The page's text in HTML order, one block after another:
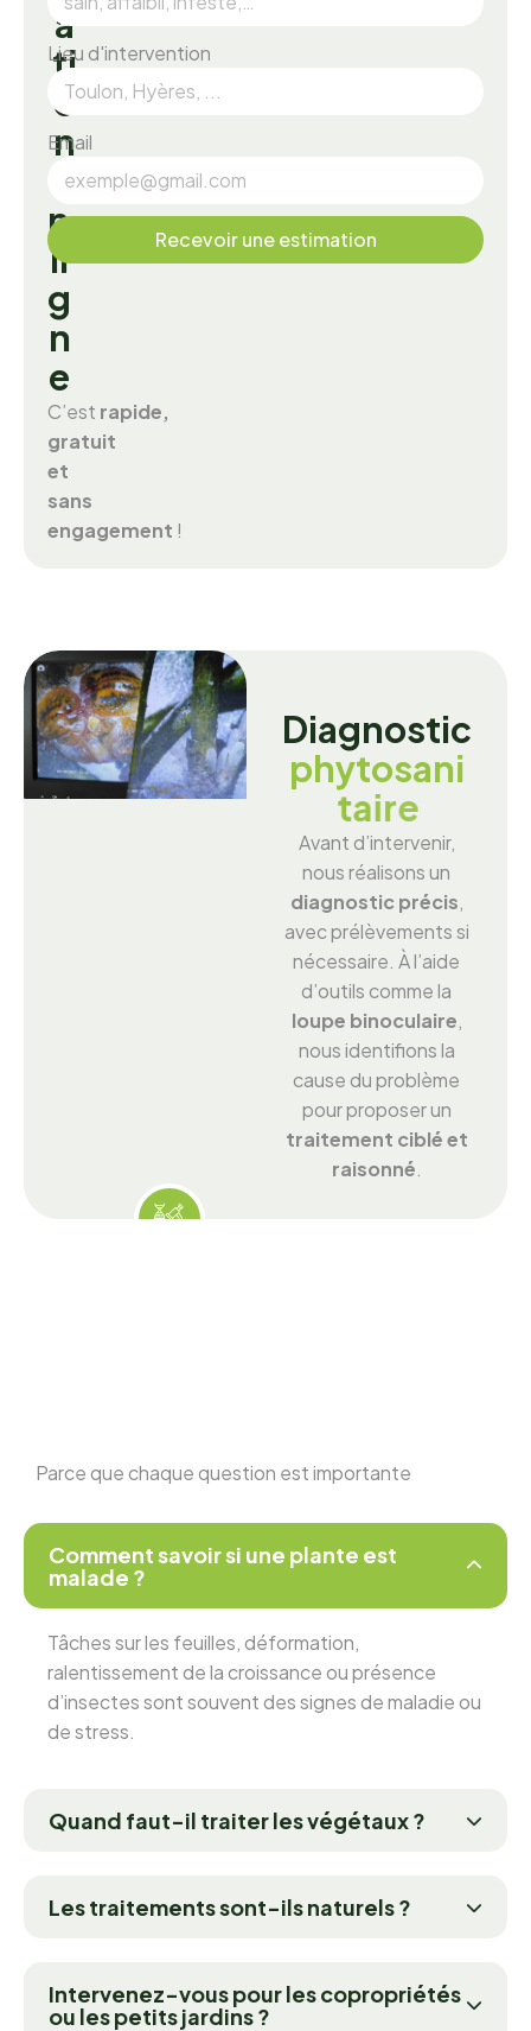
a
ti
o
n
e
n
li
g
n
e
C’est rapide,
gratuit
et
sans
engagement !
Lieu d'intervention
Email
Recevoir une estimation
Diagnostic
phytosani
taire
Avant d’intervenir,
nous réalisons un
diagnostic précis,
avec prélèvements si
nécessaire. À l’aide
d’outils comme la
loupe binoculaire,
nous identifions la
cause du problème
pour proposer un
traitement ciblé et
raisonné.
Parce que chaque question est importante
Comment savoir si une plante est
malade ?
Tâches sur les feuilles, déformation,
ralentissement de la croissance ou présence
d’insectes sont souvent des signes de maladie ou
de stress.
Quand faut-il traiter les végétaux ?
Les traitements sont-ils naturels ?
Intervenez-vous pour les copropriétés
ou les petits jardins ?